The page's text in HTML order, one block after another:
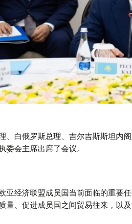
、白俄罗斯总理、吉尔吉斯斯坦内
委会主席出席了会议。
亚经济联盟成员国当前面临的重要
量、促进成员国之间贸易往来，以